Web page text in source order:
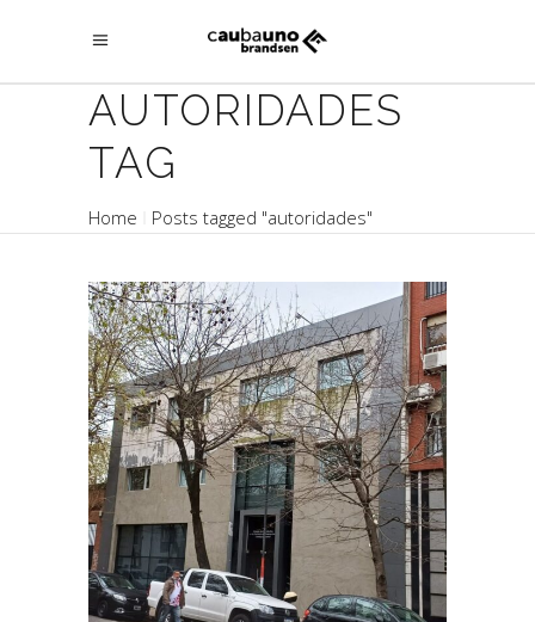
AUTORIDADES
TAG
Home Posts tagged "autoridades"